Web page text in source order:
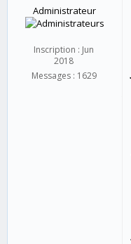
Administrateur
Inscription : Jun
2018
Messages : 1629